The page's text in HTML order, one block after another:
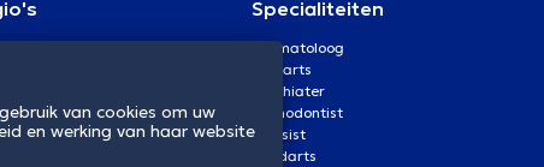
Specialiteiten
Dermatoloog
Oogarts
Psychiater
Orthodontist
Kinesist
Tandarts
van cookies om uw
en werking van haar website